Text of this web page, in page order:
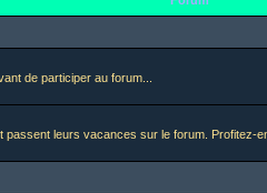
de participer au forum...
passent leurs vacances sur le forum. Profitez-